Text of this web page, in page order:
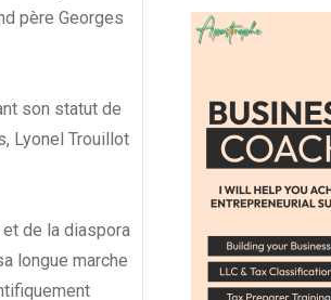
père Georges
son statut de
Lyonel Trouillot
de la diaspora
longue marche